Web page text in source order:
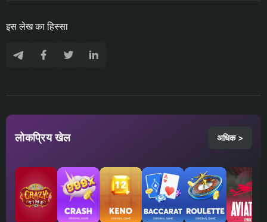
इस लेख का हिस्सा
लोकप्रिय खेल अधिक >